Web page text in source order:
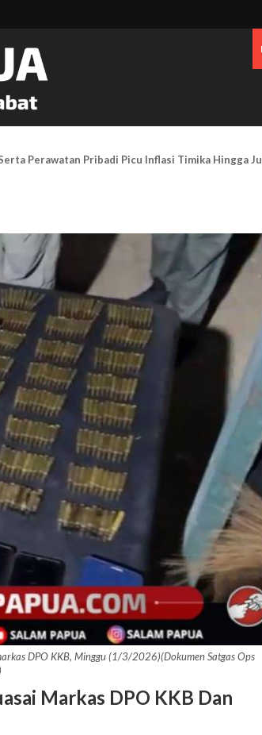
Aksi Damai Di Bundaran Petrosea Soroti Darurat
DPO KKB, Minggu (1/3/2026)(Dokumen Satgas Ops
Markas DPO KKB Dan